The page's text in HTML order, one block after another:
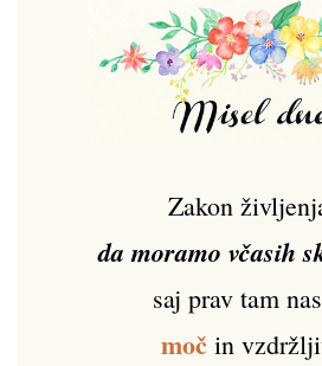
Zakon
da moramo včasih
saj prav tam
močin